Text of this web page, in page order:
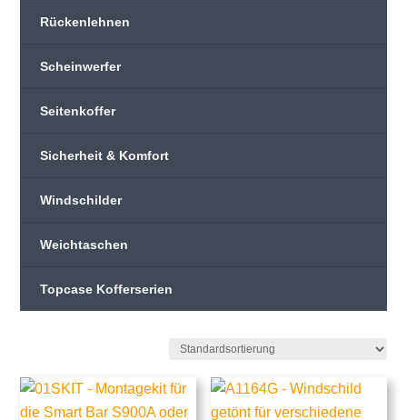
Rückenlehnen
Scheinwerfer
Seitenkoffer
Sicherheit & Komfort
Windschilder
Weichtaschen
Topcase Kofferserien